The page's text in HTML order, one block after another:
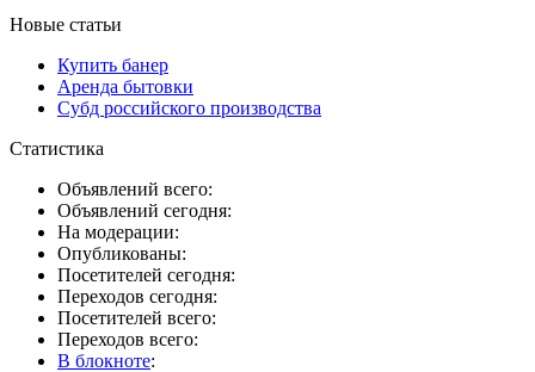
Новые статьи
Купить банер
Аренда бытовки
Субд российского производства
Статистика
Объявлений всего:
Объявлений сегодня:
На модерации:
Опубликованы:
Посетителей сегодня:
Переходов сегодня:
Посетителей всего:
Переходов всего:
В блокноте: